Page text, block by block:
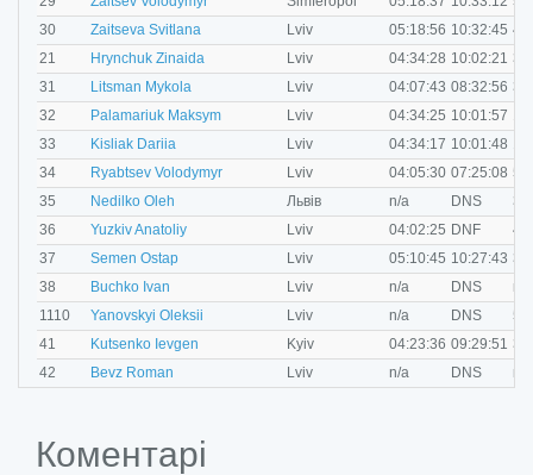
30
Zaitseva Svitlana Lviv 05:18:56 10:32:45
21
Hrynchuk Zinaida Lviv 04:34:28 10:02:21
31
Litsman Mykola Lviv 04:07:43 08:32:56
32
Palamariuk Maksym Lviv 04:34:25 10:01:57
33
Kisliak Dariia Lviv 04:34:17 10:01:48
34
Ryabtsev Volodymyr Lviv 04:05:30 07:25:08
35
Nedilko Oleh Львів n/a DNS
36
Yuzkiv Anatoliy Lviv 04:02:25 DNF
37
Semen Ostap Lviv 05:10:45 10:27:43
38
Buchko Ivan Lviv n/a DNS
n/a
1110
Yanovskyi Oleksii Lviv n/a DNS
41
Kutsenko Ievgen Kyiv 04:23:36 09:29:51
42
Bevz Roman Lviv n/a DNS n/a
Коментарі